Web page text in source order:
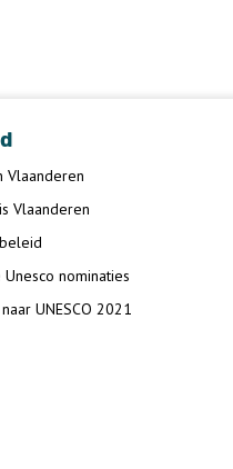
Vlaanderen
Vlaanderen
Unesco nominaties
UNESCO 2021